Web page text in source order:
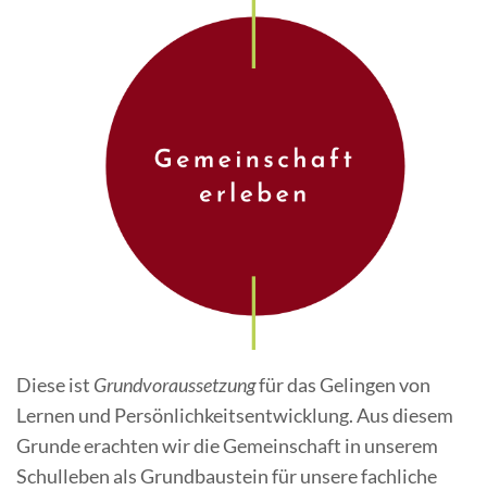
Diese ist Grundvoraussetzungfür das Gelingen von
Lernen und Persönlichkeitsentwicklung. Aus diesem
Grunde erachten wir die Gemeinschaft in unserem
Schulleben als Grundbaustein für unsere fachliche